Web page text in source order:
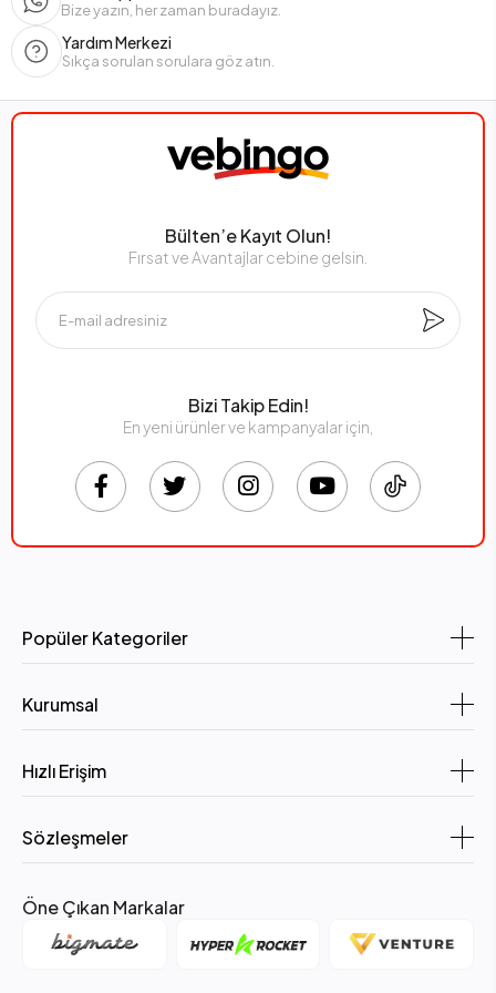
Bize yazın, her zaman buradayız.
Yardım Merkezi
Sıkça sorulan sorulara göz atın.
Bülten’e Kayıt Olun!
Fırsat ve Avantajlar cebine gelsin.
Bizi Takip Edin!
En yeni ürünler ve kampanyalar için,
Popüler Kategoriler
Kurumsal
Hızlı Erişim
Sözleşmeler
Öne Çıkan Markalar